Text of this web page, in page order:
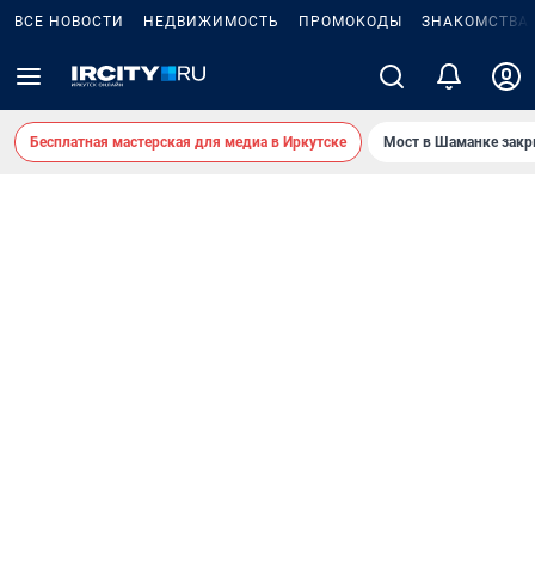
ВСЕ НОВОСТИ НЕДВИЖИМОСТЬ ПРОМОКОДЫ ЗНАКОМСТВА
Бесплатная мастерская для медиа в Иркутске Мост в Шаманке